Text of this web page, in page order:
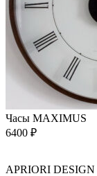
Часы MAXIMUS
6400 ₽
APRIORI DESIGN